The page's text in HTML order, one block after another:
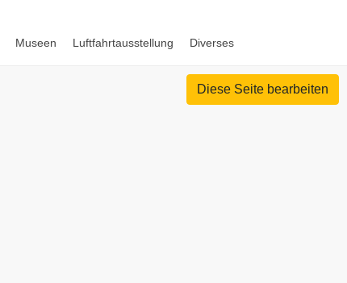
Museen Luftfahrtausstellung Diverses
Diese Seite bearbeiten